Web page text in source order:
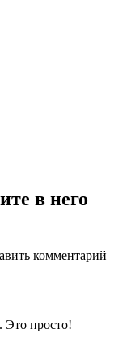
в него
комментарий
Это просто!